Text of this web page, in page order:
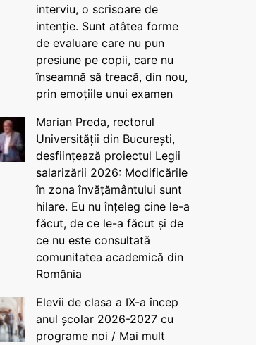
interviu, o scrisoare de
intenție. Sunt atâtea forme
de evaluare care nu pun
presiune pe copii, care nu
înseamnă să treacă, din nou,
prin emoțiile unui examen
Marian Preda, rectorul
Universității din București,
desființează proiectul Legii
salarizării 2026: Modificările
în zona învățământului sunt
hilare. Eu nu înțeleg cine le-a
făcut, de ce le-a făcut și de
ce nu este consultată
comunitatea academică din
România
Elevii de clasa a IX-a încep
anul școlar 2026-2027 cu
programe noi / Mai mult